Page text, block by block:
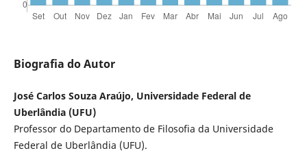
Biografia do Autor
José Carlos Souza Araújo, Universidade Federal de
Uberlândia (UFU)
Professor do Departamento de Filosofia da Universidade
Federal de Uberlândia (UFU).